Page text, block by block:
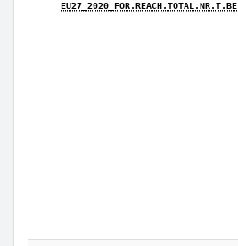
EU27_2020_FOR.REACH.TOTAL.NR.T.BE